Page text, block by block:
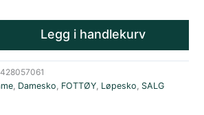
Legg i handlekurv
, Damesko, FOTTØY, Løpesko, SALG